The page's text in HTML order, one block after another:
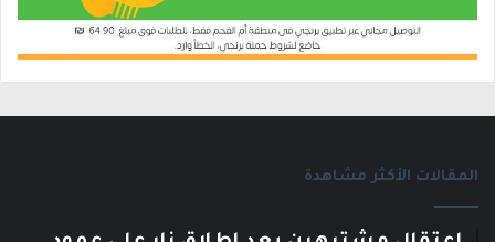
المقالات الأكثر مشاهدة